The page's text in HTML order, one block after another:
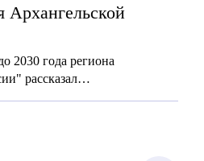
Архангельской
2030 года региона
рассказал